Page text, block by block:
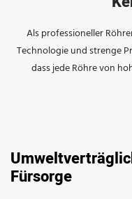
Als professioneller
Technologie und strenge
dass jede Röhre von
Fürsorge